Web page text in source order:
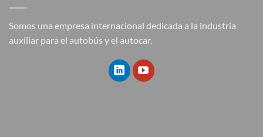
Somos una empresa internacional dedicada a la industria
auxiliar para el autobús y el autocar.